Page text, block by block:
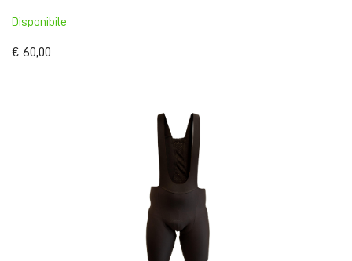
Disponibile
€ 60,00